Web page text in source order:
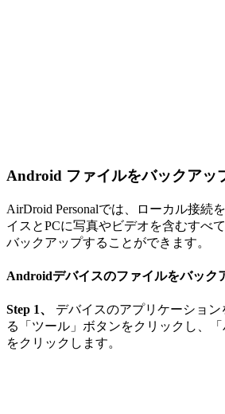
Android ファイルをバックアッ
AirDroid Personalでは、ローカル接続
イスとPCに写真やビデオを含むすべ
バックアップすることができます。
Androidデバイスのファイルをバック
Step 1、
デバイスのアプリケーショ
る「ツール」ボタンをクリックし、
をクリックします。